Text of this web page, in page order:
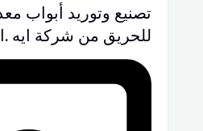
تصنيع وتوريد أبواب
للحريق من شركة ايه